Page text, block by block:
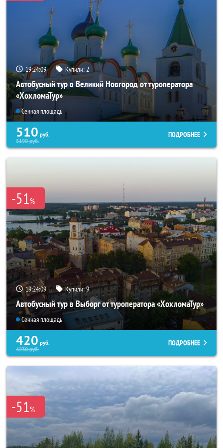
19:24:07 Купили: 2
Автобусный тур в Великий Новгород от туроператора
«ХохломаТур»
Сенная площадь
510 руб.
5190руб.
ПОДРОБНЕЕ
-51%
19:24:07 Купили:9
Автобусный тур в Выборг от туроператора «ХохломаТур»
Сенная площадь
420 руб.
4230руб.
ПОДРОБНЕЕ
-51%